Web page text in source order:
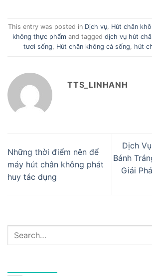
This entry was posted in Dịch vụ, Hút chân
không thực phẩm and tagged dịch vụ hút
tươi sống, Hút chân không cá sống, hút
TTS_LINHANH
Những thời điểm nên để
máy hút chân không phát
huy tác dụng
Dịch
Bánh
Giải